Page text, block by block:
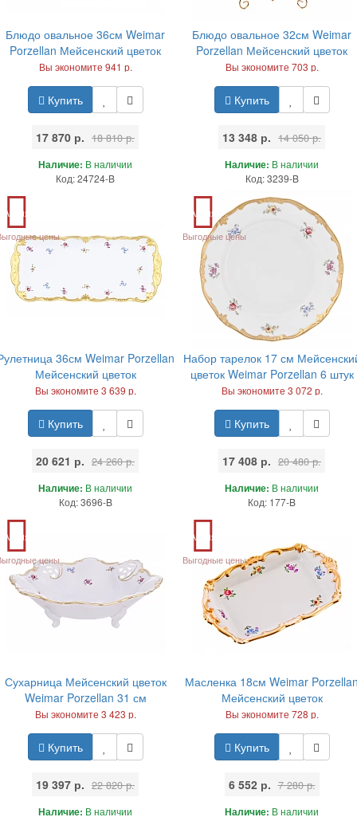
Блюдо овальное 36см Weimar
Porzellan Мейсенский цветок
Вы экономите 941 р.
Купить
17 870 р. 18 810 р.
Наличие: В наличии
Код: 24724-B
Блюдо овальное 32см Weimar
Porzellan Мейсенский цветок
Вы экономите 703 р.
Купить
13 348 р. 14 050 р.
Наличие: В наличии
Код: 3239-B
Акция
цены
36см Weimar Porzellan
Мейсенский цветок
Вы экономите 3 639 р.
Купить
20 621 р. 24 260 р.
Наличие: В наличии
Код: 3696-B
Акция
Выгодные цены
Набор тарелок 17 см
цветок Weimar Porzellan 6 штук
Вы экономите 3 072 р.
Купить
17 408 р. 20 480 р.
Наличие: В наличии
Код: 177-B
Акция
цены
Сухарница Мейсенский цветок
Weimar Porzellan 31 см
Вы экономите 3 423 р.
Купить
19 397 р. 22 820 р.
Наличие: В наличии
Акция
Выгодные цены
Масленка 18см Weimar
Мейсенский цветок
Вы экономите 728 р.
Купить
6 552 р. 7 280 р.
Наличие: В наличии